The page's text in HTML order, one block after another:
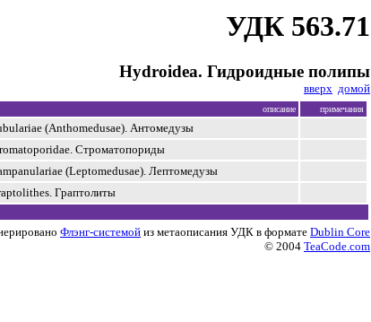
УДК 563.71
Hydroidea. Гидроидные полипы
вверх домой
описание примечания
(Anthomedusae). Антомедузы
Строматопориды
(Leptomedusae). Лептомедузы
Граптолиты
Флэнг-системой из метаописания УДК в формате Dublin Core
© 2004 TeaCode.com